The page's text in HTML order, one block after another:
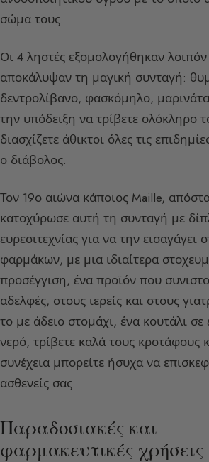
σώμα τους.
Οι 4 ληστές εξομολογήθηκαν λοιπόν
αποκάλυψαν τη μαγική συνταγή:
δεντρολίβανο, φασκόμηλο,
την υπόδειξη να τρίβετε ολόκληρο
διασχίζετε άθικτοι όλες τις
ο διάβολος.
Τον 19ο αιώνα κάποιος Maille,
κατοχύρωσε αυτή τη συνταγή με
ευρεσιτεχνίας για να την εισαγάγει
φαρμάκων, με μια ιδιαίτερα
προσέγγιση, ένα προϊόν που
αδελφές, στους ιερείς και στους
το με άδειο στομάχι, ένα κουτάλι σε
νερό, τρίβετε καλά τους κροτάφους
συνέχεια μπορείτε ήσυχα να
ασθενείς σας.
Παραδοσιακές και
φαρμακευτικές χρήσεις